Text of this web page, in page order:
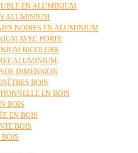
EN ALUMINIUM
ALUMINIUM
NOIRES EN ALUMINIUM
AVEC PORTE
BICOLORE
ALUMINIUM
DIMENSION
BOIS
EN BOIS
BOIS
EN BOIS
BOIS
BOIS